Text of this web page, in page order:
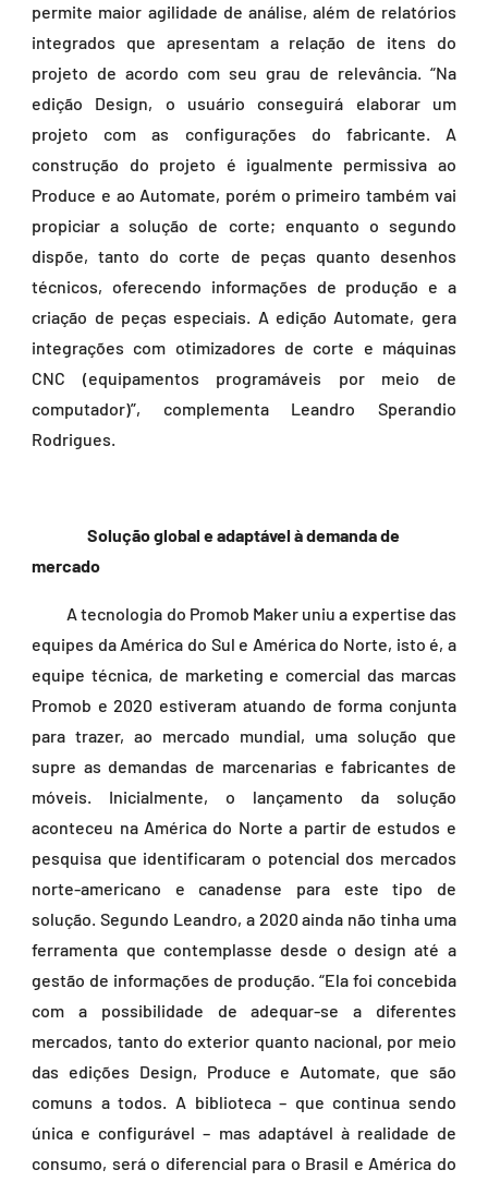
permite maior agilidade de análise, além de relatórios
integrados que apresentam a relação de itens do
projeto de acordo com seu grau de relevância. “Na
edição Design, o usuário conseguirá elaborar um
projeto com as configurações do fabricante. A
construção do projeto é igualmente permissiva ao
Produce e ao Automate, porém o primeiro também vai
propiciar a solução de corte; enquanto o segundo
dispõe, tanto do corte de peças quanto desenhos
técnicos, oferecendo informações de produção e a
criação de peças especiais. A edição Automate, gera
integrações com otimizadores de corte e máquinas
CNC (equipamentos programáveis por meio de
computador)”, complementa Leandro Sperandio
Rodrigues.
Solução global e adaptável à demanda de
mercado
A tecnologia do Promob Maker uniu a expertise das
equipes da América do Sul e América do Norte, isto é, a
equipe técnica, de marketing e comercial das marcas
Promob e 2020 estiveram atuando de forma conjunta
para trazer, ao mercado mundial, uma solução que
supre as demandas de marcenarias e fabricantes de
móveis. Inicialmente, o lançamento da solução
aconteceu na América do Norte a partir de estudos e
pesquisa que identificaram o potencial dos mercados
norte-americano e canadense para este tipo de
solução. Segundo Leandro, a 2020 ainda não tinha uma
ferramenta que contemplasse desde o design até a
gestão de informações de produção. “Ela foi concebida
com a possibilidade de adequar-se a diferentes
mercados, tanto do exterior quanto nacional, por meio
das edições Design, Produce e Automate, que são
comuns a todos. A biblioteca – que continua sendo
única e configurável – mas adaptável à realidade de
consumo, será o diferencial para o Brasil e América do